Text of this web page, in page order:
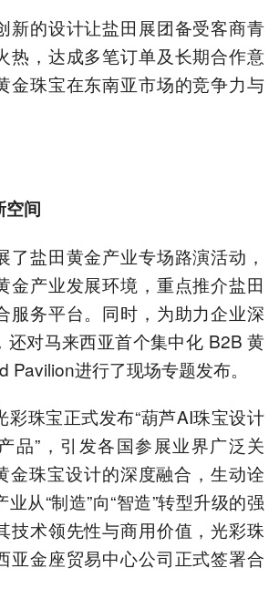
新的设计让盐田展团备受客商青
热，达成多笔订单及长期合作意
金珠宝在东南亚市场的竞争力与
空间
了盐田黄金产业专场路演活动，
金产业发展环境，重点推介盐田
服务平台。同时，为助力企业深
还对马来西亚首个集中化 B2B 黄
Pavilion进行了现场专题发布。
彩珠宝正式发布“葫芦AI珠宝设计
品”，引发各国参展业界广泛关
金珠宝设计的深度融合，生动诠
从“制造”向“智造”转型升级的强
技术领先性与商用价值，光彩珠
亚金座贸易中心公司正式签署合